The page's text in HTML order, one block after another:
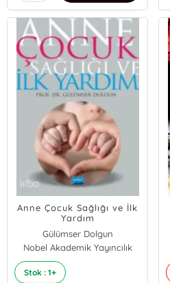
Anne Çocuk Sağlığı ve İlk
Yardım
Gülümser Dolgun
Nobel Akademik Yayıncılık
Stok : 1+